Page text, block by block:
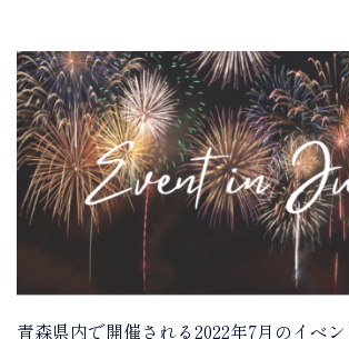
青森県内で開催される2022年7月のイベ